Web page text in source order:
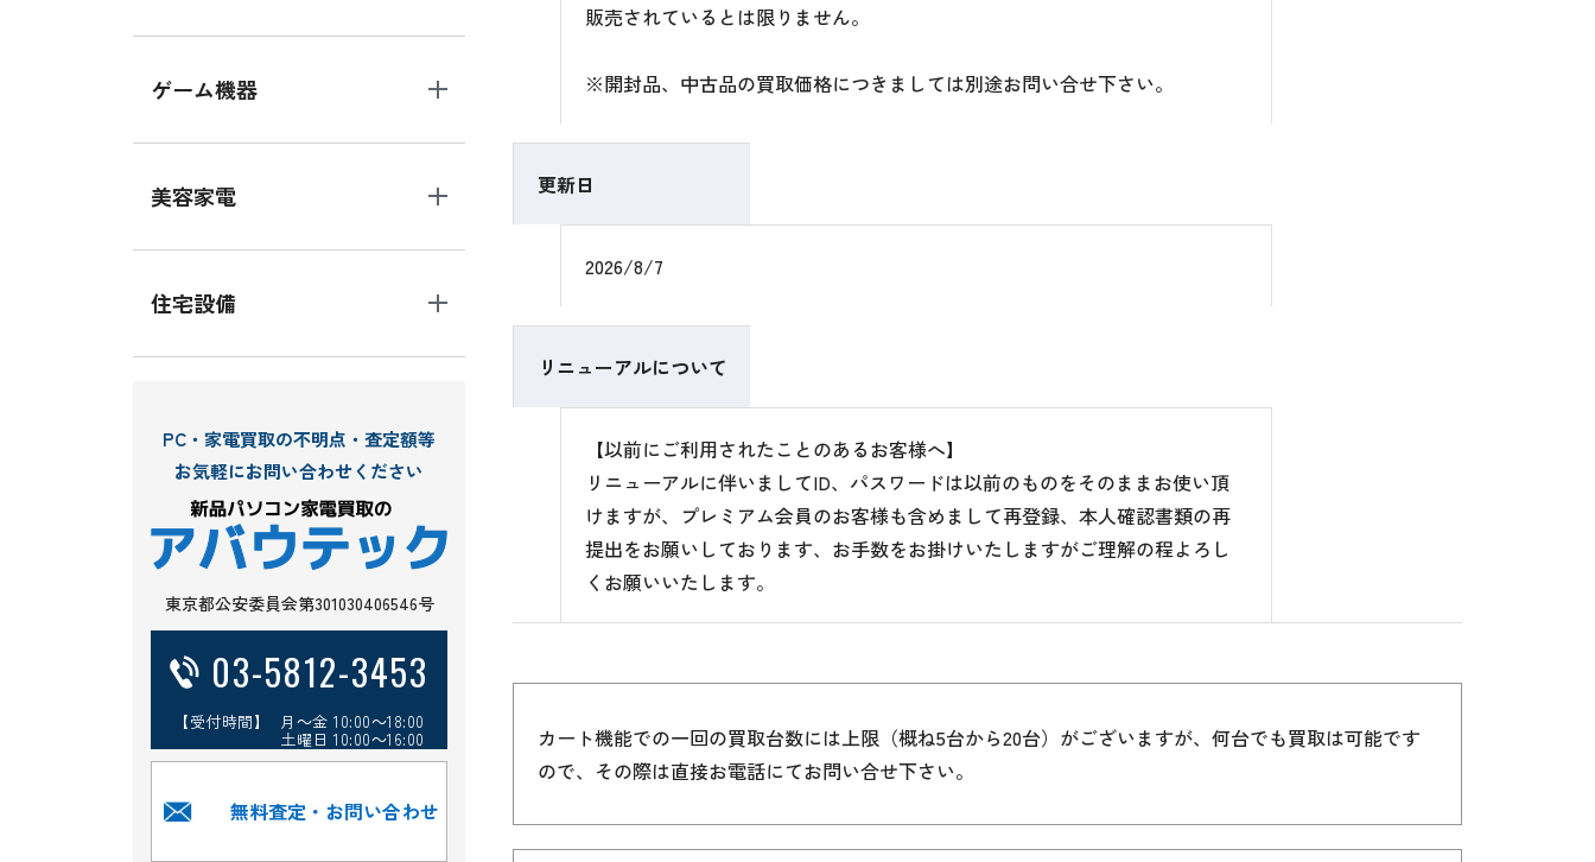
ゲーム機器
美容家電
住宅設備
PC・家電買取の不明点・査定額等
お気軽にお問い合わせください
東京都公安委員会第301030406546号
03-5812-3453
【受付時間】 月～金 10:00～18:00
土曜日 10:00～16:00
無料査定・お問い合わせ
販売されているとは限りません。
※開封品、中古品の買取価格につきましては別途お問い合せ下さい。
更新日
2026/8/7
リニューアルについて
【以前にご利用されたことのあるお客様へ】
リニューアルに伴いましてID、パスワードは以前のものをそのままお使い頂
けますが、プレミアム会員のお客様も含めまして再登録、本人確認書類の再
提出をお願いしております、お手数をお掛けいたしますがご理解の程よろし
くお願いいたします。
カート機能での一回の買取台数には上限（概ね5台から20台）がございますが、何台でも買取は可能です
ので、その際は直接お電話にてお問い合せ下さい。